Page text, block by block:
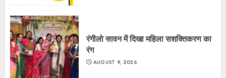
रंगीलो सावन में दिखा महिला सशक्तिकरण का
रंग
AUGUST 9, 2026